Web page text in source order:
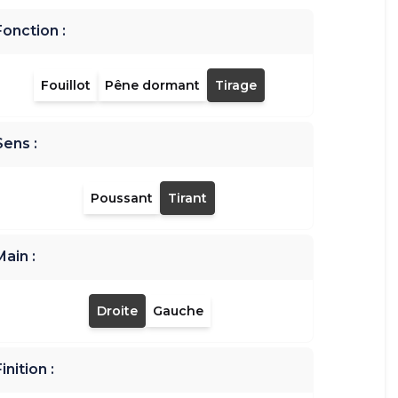
:
Fouillot Pêne dormant Tirage
:
Poussant Tirant
:
Droite Gauche
: